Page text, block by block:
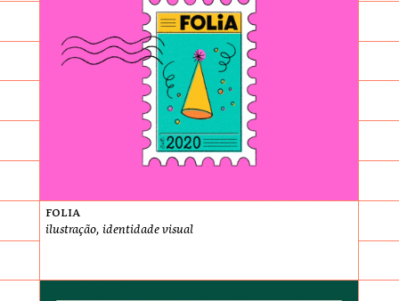
Folia
ilustração, identidade visual